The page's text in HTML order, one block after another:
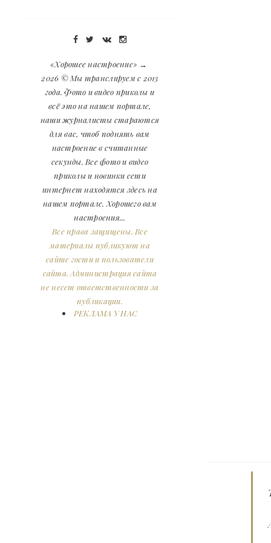
«Хорошее настроение» →
2026 © Мы транслируем с 2013
года. Фото и видео приколы и
всё это на нашем портале,
наши журналисты стараются
для вас, чтоб поднять вам
настроение в считанные
секунды. Все фото и видео
приколы и новинки сети
интернет находятся здесь на
нашем портале. Хорошего вам
настроения...
Все права защищены. Все
материалы публикуют на
сайте гости и пользователи
сайта. Администрация сайта
не несет ответственности за
публикации.
РЕКЛАМА У НАС